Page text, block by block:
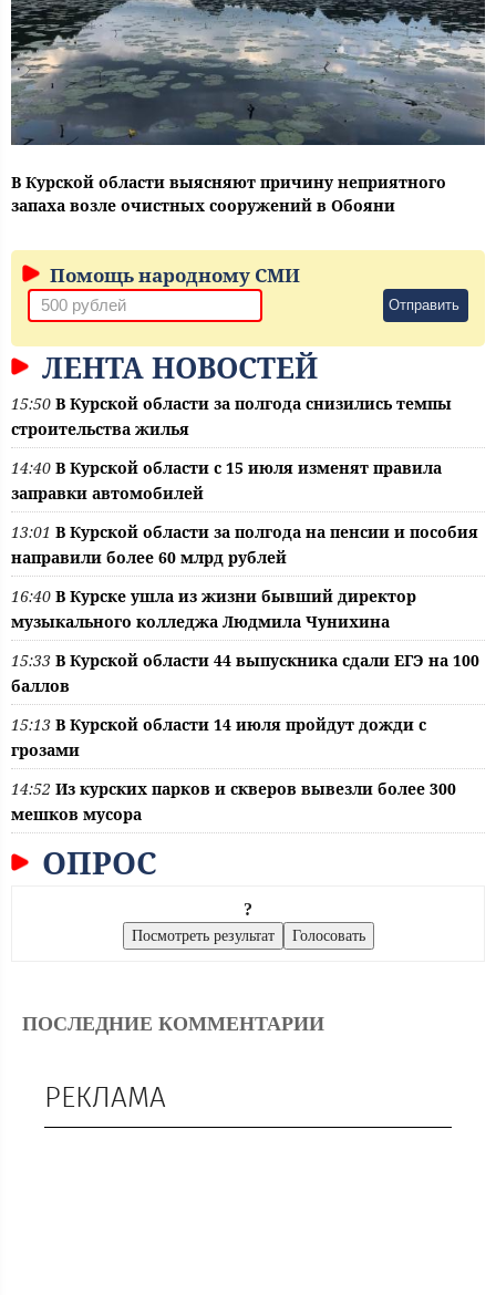
В Курской области выясняют причину неприятного
запаха возле очистных сооружений в Обояни
Помощь народному СМИ
Отправить
ЛЕНТА НОВОСТЕЙ
15:50 В Курской области за полгода снизились темпы
строительства жилья
14:40 В Курской области с 15 июля изменят правила
заправки автомобилей
13:01 В Курской области за полгода на пенсии и пособия
направили более 60 млрд рублей
16:40 В Курске ушла из жизни бывший директор
музыкального колледжа Людмила Чунихина
15:33 В Курской области 44 выпускника сдали ЕГЭ на 100
баллов
15:13 В Курской области 14 июля пройдут дожди с
грозами
14:52 Из курских парков и скверов вывезли более 300
мешков мусора
ОПРОС
?
ПОСЛЕДНИЕ КОММЕНТАРИИ
РЕКЛАМА